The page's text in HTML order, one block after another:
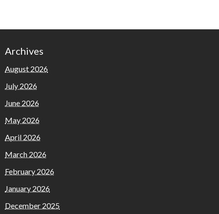
Archives
August 2026
July 2026
June 2026
May 2026
April 2026
March 2026
February 2026
January 2026
December 2025